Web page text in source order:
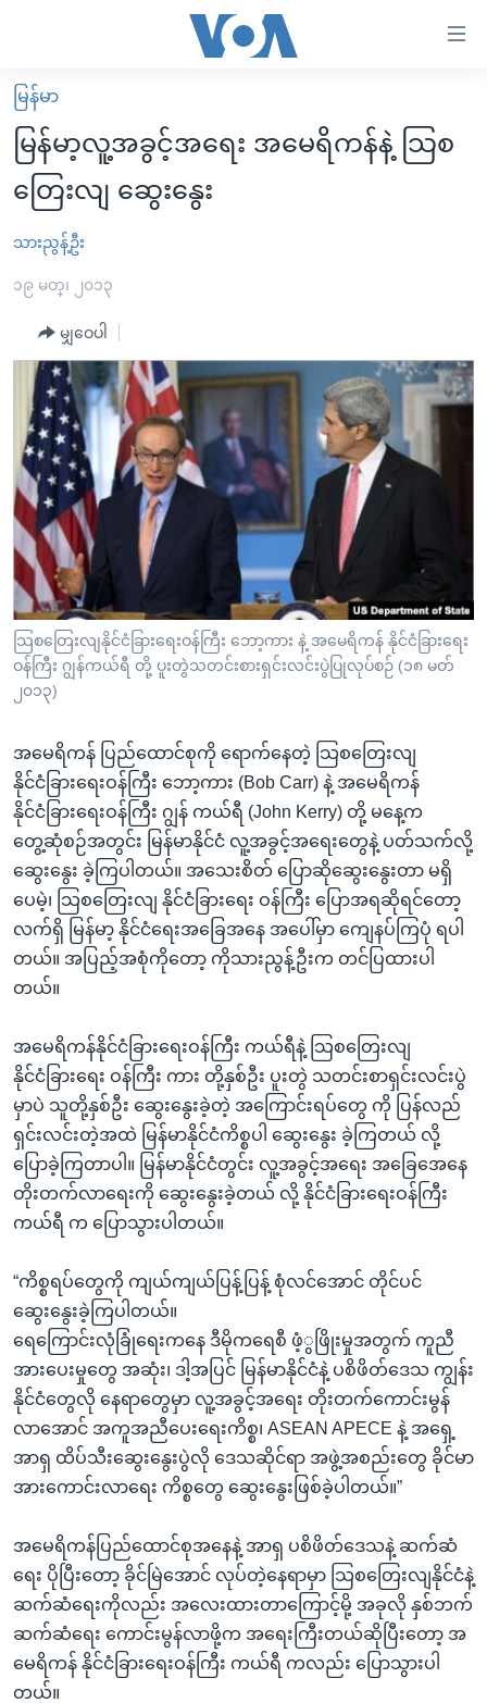
လွယ်ကူ
စေ
သည့်
Link
များ
ပင်မ
ကျော်
ကြည့်
ပင်မ
အ
ညွန်း
စာမျက်နှာ
သို့
ကျော်
ကြည့်
ရန်
ရှာဖွေ
နေရာ
သို့
ကျော်
ရန်
မူလစာမျက်နှာ
မြန်မာ
ကမ္ဘာ့သတင်းများ
နိုင်ငံတကာ
အစ္စရေး-ပါလက်စတိုင်း
အင်္ဂလိပ်စာလေ့လာမယ်
အမေရိကန်သုံးအီဒီယံ
မကြေးမုံရဲ့ အင်္ဂလိပ်စာ
ရုပ်ရှင်ထဲက အင်္ဂလိပ်စာ
သုတပဒေသာ အင်္ဂလိပ်စာ
အပတ်စဉ်ကဏ္ဍများ
ရေဒီယို
တီဗွီ
ရေဒီယိုနှင့်ရုပ်သံ အချက်အလက်များ
ရေဒီယို/တီဗွီအစီအစဉ်
Learning English
ဗွီအိုအေ လူမှုကွန်ယက်များ
ဘာသာစကားများ
မြန်မာ
မြန်မာ့လူ့အခွင့်အရေး အမေရိကန်နဲ့ သြစ
တြေးလျ ဆွေးနွေး
သားညွန့်ဦး
၁၉ မတ္၊ ၂၀၁၃
မျှဝေပါ
သြစတြေးလျနိုင်ငံခြားရေးဝန်ကြီး ဘော့ကား နဲ့ အမေရိကန် နိုင်ငံခြားရေး
ဝန်ကြီး ဂျွန်ကယ်ရီ တို့ ပူးတွဲသတင်းစားရှင်းလင်းပွဲပြုလုပ်စဉ် (၁၈ မတ်
၂၀၁၃)
အမေရိကန် ပြည်ထောင်စုကို ရောက်နေတဲ့ သြစတြေးလျ
နိုင်ငံခြားရေးဝန်ကြီး ဘော့ကား (Bob Carr) နဲ့ အမေရိကန်
နိုင်ငံခြားရေးဝန်ကြီး ဂျွန် ကယ်ရီ (John Kerry) တို့ မနေ့က
တွေ့ဆုံစဉ်အတွင်း မြန်မာနိုင်ငံ လူ့အခွင့်အရေးတွေနဲ့ ပတ်သက်လို့
ဆွေးနွေး ခဲ့ကြပါတယ်။ အသေးစိတ် ပြောဆိုဆွေးနွေးတာ မရှိ
ပေမဲ့၊ သြစတြေးလျ နိုင်ငံခြားရေး ဝန်ကြီး ပြောအရဆိုရင်တော့
လက်ရှိ မြန်မာ့ နိုင်ငံရေးအခြေအနေ အပေါ်မှာ ကျေနပ်ကြပုံ ရပါ
တယ်။ အပြည့်အစုံကိုတော့ ကိုသားညွန့်ဦးက တင်ပြထားပါ
တယ်။
အမေရိကန်နိုင်ငံခြားရေးဝန်ကြီး ကယ်ရီနဲ့ သြစတြေးလျ
နိုင်ငံခြားရေး ဝန်ကြီး ကား တို့နှစ်ဦး ပူးတွဲ သတင်းစာရှင်းလင်းပွဲ
မှာပဲ သူတို့နှစ်ဦး ဆွေးနွေးခဲ့တဲ့ အကြောင်းရပ်တွေ ကို ပြန်လည်
ရှင်းလင်းတဲ့အထဲ မြန်မာနိုင်ငံကိစ္စပါ ဆွေးနွေး ခဲ့ကြတယ် လို့
ပြောခဲ့ကြတာပါ။ မြန်မာနိုင်ငံတွင်း လူ့အခွင့်အရေး အခြေအေနေ
တိုးတက်လာရေးကို ဆွေးနွေးခဲ့တယ် လို့ နိုင်ငံခြားရေးဝန်ကြီး
ကယ်ရီ က ပြောသွားပါတယ်။
“ကိစ္စရပ်တွေကို ကျယ်ကျယ်ပြန့်ပြန့် စုံလင်အောင် တိုင်ပင်
ဆွေးနွေးခဲ့ကြပါတယ်။
ရေကြောင်းလုံခြုံရေးကနေ ဒီမိုကရေစီ ဖံ့ွဖြိုးမှုအတွက် ကူညီ
အားပေးမှုတွေ အဆုံး၊ ဒါ့အပြင် မြန်မာနိုင်ငံနဲ့ ပစိဖိတ်ဒေသ ကျွန်း
နိုင်ငံတွေလို နေရာတွေမှာ လူ့အခွင့်အရေး တိုးတက်ကောင်းမွန်
လာအောင် အကူအညီပေးရေးကိစ္စ၊ ASEAN APECE နဲ့ အရှေ့
အာရှ ထိပ်သီးဆွေးနွေးပွဲလို ဒေသဆိုင်ရာ အဖွဲ့အစည်းတွေ ခိုင်မာ
အားကောင်းလာရေး ကိစ္စတွေ ဆွေးနွေးဖြစ်ခဲ့ပါတယ်။”
အမေရိကန်ပြည်ထောင်စုအနေနဲ့ အာရှ ပစိဖိတ်ဒေသနဲ့ ဆက်ဆံ
ရေး ပိုပြီးတော့ ခိုင်မြဲအောင် လုပ်တဲ့နေရာမှာ သြစတြေးလျနိုင်ငံနဲ့
ဆက်ဆံရေးကိုလည်း အလေးထားတာကြောင့်မို့ အခုလို နှစ်ဘက်
ဆက်ဆံရေး ကောင်းမွန်လာဖို့က အရေးကြီးတယ်ဆိုပြီးတော့ အ
မေရိကန် နိုင်ငံခြားရေးဝန်ကြီး ကယ်ရီ ကလည်း ပြောသွားပါ
တယ်။